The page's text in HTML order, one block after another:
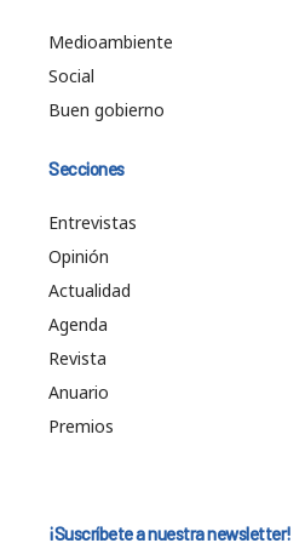
Medioambiente
Social
Buen gobierno
Secciones
Entrevistas
Opinión
Actualidad
Agenda
Revista
Anuario
Premios
¡Suscríbete a nuestra newsletter!